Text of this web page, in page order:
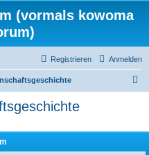
(vormals kowoma
Anmelden
Registrieren